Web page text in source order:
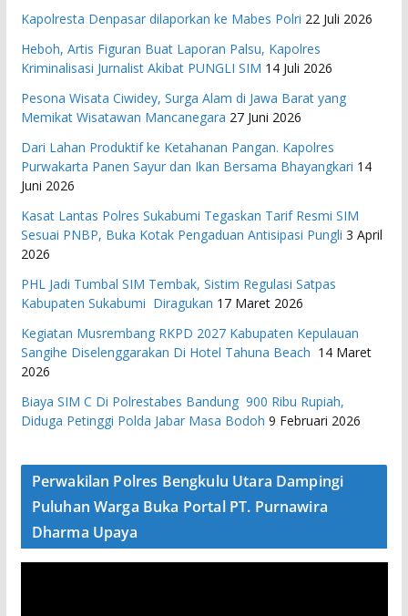
Kapolresta Denpasar dilaporkan ke Mabes Polri 22 Juli 2026
Heboh, Artis Figuran Buat Laporan Palsu, Kapolres
Kriminalisasi Jurnalist Akibat PUNGLI SIM 14 Juli 2026
Pesona Wisata Ciwidey, Surga Alam di Jawa Barat yang
Memikat Wisatawan Mancanegara 27 Juni 2026
Dari Lahan Produktif ke Ketahanan Pangan. Kapolres
Purwakarta Panen Sayur dan Ikan Bersama Bhayangkari 14
Juni 2026
Kasat Lantas Polres Sukabumi Tegaskan Tarif Resmi SIM
Sesuai PNBP, Buka Kotak Pengaduan Antisipasi Pungli 3 April
2026
PHL Jadi Tumbal SIM Tembak, Sistim Regulasi Satpas
Kabupaten Sukabumi Diragukan 17 Maret 2026
Kegiatan Musrembang RKPD 2027 ​Kabupaten Kepulauan
Sangihe Diselenggarakan Di Hotel Tahuna Beach 14 Maret
2026
Biaya SIM C Di Polrestabes Bandung 900 Ribu Rupiah,
Diduga Petinggi Polda Jabar Masa Bodoh 9 Februari 2026
Perwakilan Polres Bengkulu Utara Dampingi
Puluhan Warga Buka Portal PT. Purnawira
Dharma Upaya